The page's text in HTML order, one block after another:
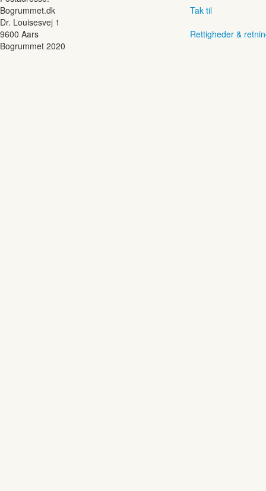
Bogrummet.dk
Dr. Louisesvej 1
9600 Aars
Tak til
Rettigheder &
Bogrummet 2020